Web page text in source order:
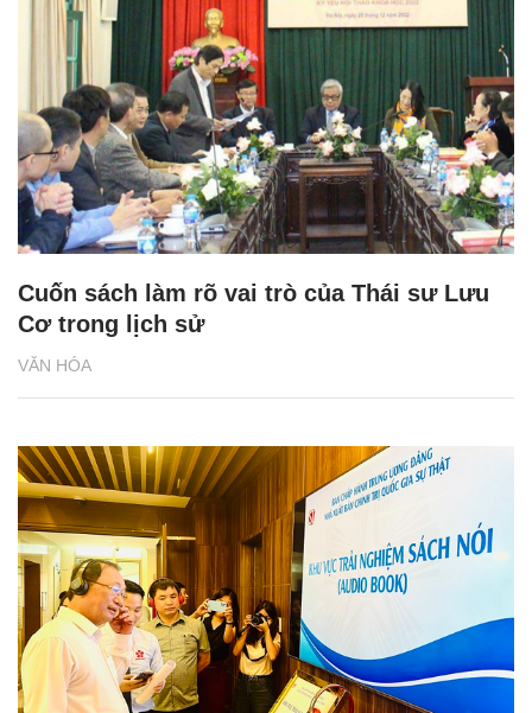
VĂN HÓA
Cuốn sách làm rõ vai trò của Thái sư Lưu
Cơ trong lịch sử